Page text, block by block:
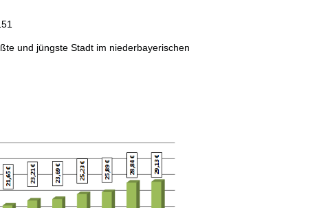
und jüngste Stadt im niederbayerischen